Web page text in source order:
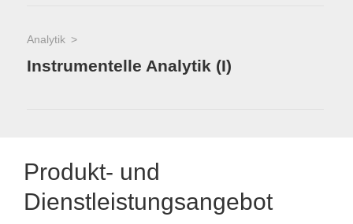
Analytik
Instrumentelle Analytik (I)
Produkt- und
Dienstleistungsangebot